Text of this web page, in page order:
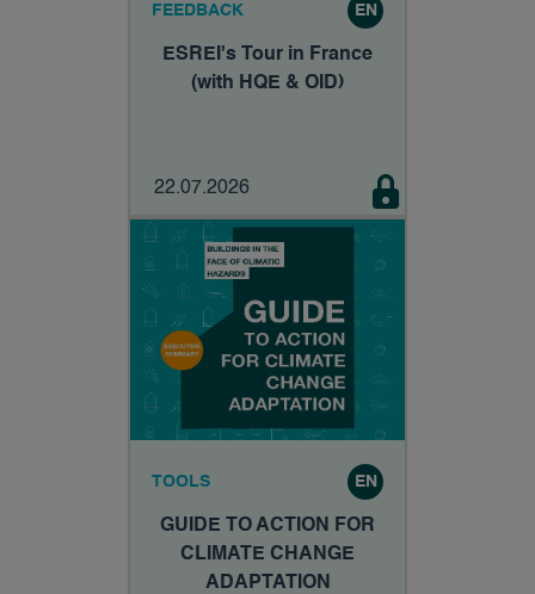
FEEDBACK EN
ESREI's Tour in France
(with HQE & OID)
22.07.2026
TOOLS EN
GUIDE TO ACTION FOR
CLIMATE CHANGE
ADAPTATION